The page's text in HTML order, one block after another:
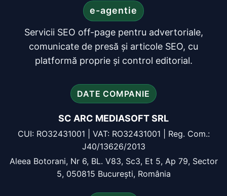
e-agentie
Servicii SEO off-page pentru advertoriale,
comunicate de presă și articole SEO, cu
platformă proprie și control editorial.
DATE COMPANIE
SC ARC MEDIASOFT SRL
CUI: RO32431001 | VAT: RO32431001 | Reg. Com.:
J40/13626/2013
Aleea Botorani, Nr 6, BL. V83, Sc3, Et 5, Ap 79, Sector
5, 050815 București, România